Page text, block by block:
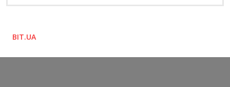
BIT.UA